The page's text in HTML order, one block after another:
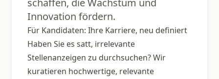
schaffen, die Wachstum und
Innovation fördern.
Für Kandidaten: Ihre Karriere, neu definiert
Haben Sie es satt, irrelevante
Stellenanzeigen zu durchsuchen? Wir
kuratieren hochwertige, relevante